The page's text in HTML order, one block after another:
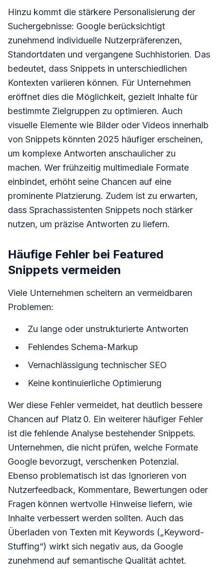
Hinzu kommt die stärkere Personalisierung der
Suchergebnisse: Google berücksichtigt
zunehmend individuelle Nutzerpräferenzen,
Standortdaten und vergangene Suchhistorien. Das
bedeutet, dass Snippets in unterschiedlichen
Kontexten variieren können. Für Unternehmen
eröffnet dies die Möglichkeit, gezielt Inhalte für
bestimmte Zielgruppen zu optimieren. Auch
visuelle Elemente wie Bilder oder Videos innerhalb
von Snippets könnten 2025 häufiger erscheinen,
um komplexe Antworten anschaulicher zu
machen. Wer frühzeitig multimediale Formate
einbindet, erhöht seine Chancen auf eine
prominente Platzierung. Zudem ist zu erwarten,
dass Sprachassistenten Snippets noch stärker
nutzen, um präzise Antworten zu liefern.
Häufige Fehler bei Featured
Snippets vermeiden
Viele Unternehmen scheitern an vermeidbaren
Problemen:
Zu lange oder unstrukturierte Antworten
Fehlendes Schema-Markup
Vernachlässigung technischer SEO
Keine kontinuierliche Optimierung
Wer diese Fehler vermeidet, hat deutlich bessere
Chancen auf Platz 0. Ein weiterer häufiger Fehler
ist die fehlende Analyse bestehender Snippets.
Unternehmen, die nicht prüfen, welche Formate
Google bevorzugt, verschenken Potenzial.
Ebenso problematisch ist das Ignorieren von
Nutzerfeedback, Kommentare, Bewertungen oder
Fragen können wertvolle Hinweise liefern, wie
Inhalte verbessert werden sollten. Auch das
Überladen von Texten mit Keywords („Keyword-
Stuffing“) wirkt sich negativ aus, da Google
zunehmend auf semantische Qualität achtet.